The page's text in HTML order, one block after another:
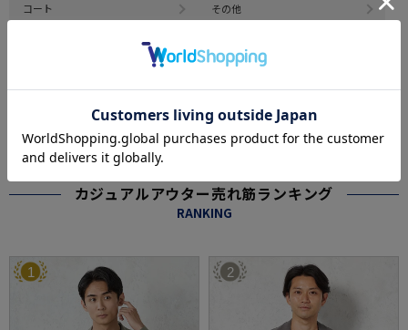
コート その他
#casual #23AWcasual #暖かい商品特集
※クリックするとタグに関連した商品が表示されます。
カジュアルアウター売れ筋ランキング
RANKING
1 2